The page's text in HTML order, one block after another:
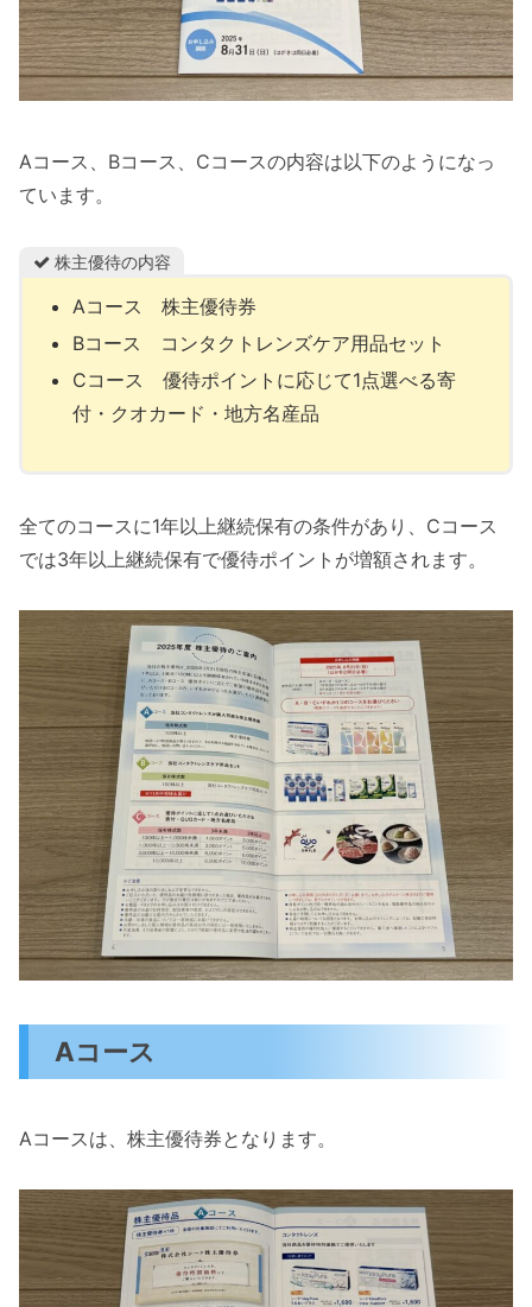
Aコース、Bコース、Cコースの内容は以下のようになっ
ています。
株主優待の内容
Aコース 株主優待券
Bコース コンタクトレンズケア用品セット
Cコース 優待ポイントに応じて1点選べる寄
付・クオカード・地方名産品
全てのコースに1年以上継続保有の条件があり、Cコース
では3年以上継続保有で優待ポイントが増額されます。
Aコース
Aコースは、株主優待券となります。